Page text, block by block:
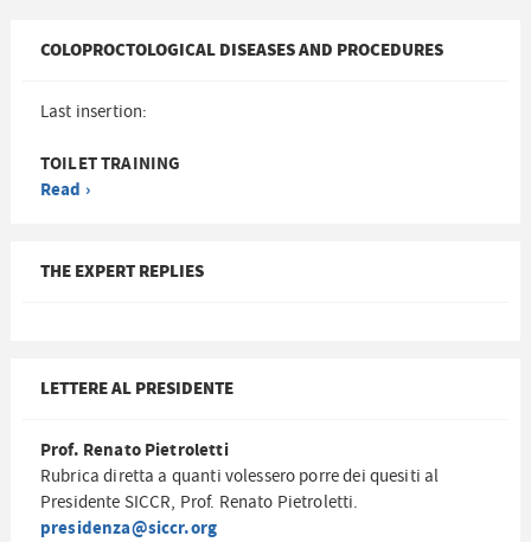
COLOPROCTOLOGICAL DISEASES AND PROCEDURES
Last insertion:
TOILET TRAINING
Read ›
THE EXPERT REPLIES
LETTERE AL PRESIDENTE
Prof. Renato Pietroletti
Rubrica diretta a quanti volessero porre dei quesiti al
Presidente SICCR, Prof. Renato Pietroletti.
presidenza@siccr.org